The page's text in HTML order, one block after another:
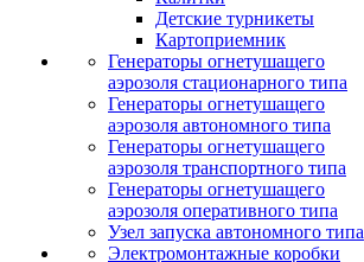
Детские турникеты
Картоприемник
Генераторы огнетушащего
аэрозоля стационарного типа
Генераторы огнетушащего
аэрозоля автономного типа
Генераторы огнетушащего
аэрозоля транспортного типа
Генераторы огнетушащего
аэрозоля оперативного типа
Узел запуска автономного типа
Электромонтажные коробки